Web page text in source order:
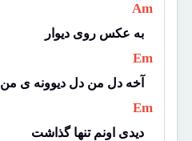
Am
به عکس روی دیوار
Em
آخه دل من دل دیوونه ی من
Em
دیدی اونم تنها گذاشت